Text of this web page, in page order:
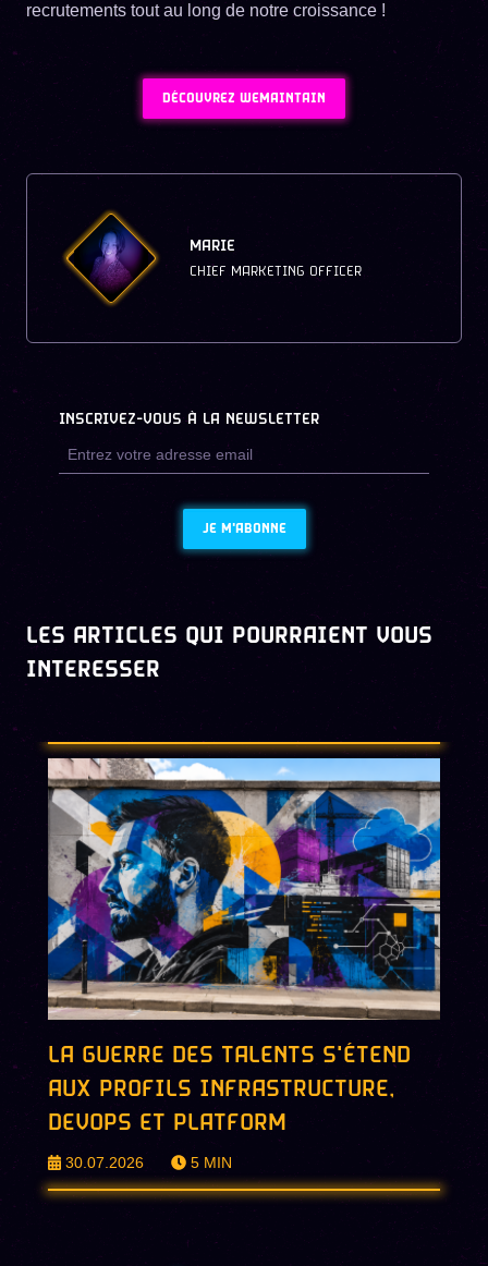
recrutements tout au long de notre croissance !
DÉCOUVREZ WEMAINTAIN
MARIE
CHIEF MARKETING OFFICER
INSCRIVEZ-VOUS À LA NEWSLETTER
JE M'ABONNE
LES ARTICLES QUI POURRAIENT VOUS
INTERESSER
LA GUERRE DES TALENTS S'ÉTEND
AUX PROFILS INFRASTRUCTURE,
DEVOPS ET PLATFORM
30.07.2026 5 MIN